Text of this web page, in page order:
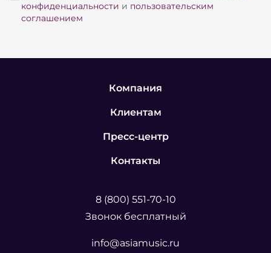
конфиденциальности и пользовательским
соглашением
Компания
Клиентам
Пресс-центр
Контакты
8 (800) 551-70-10
Звонок бесплатный
info@asiamusic.ru